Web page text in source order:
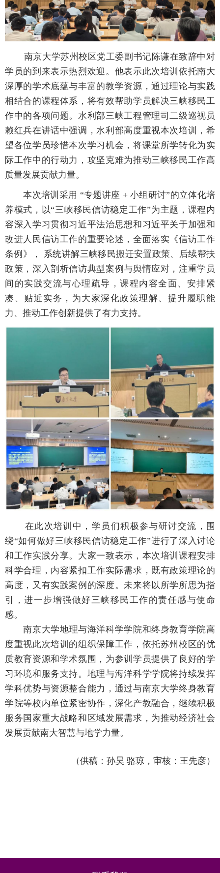
南京大学苏州校区党工委副书记陈谦在致辞中对
学员的到来表示热烈欢迎。他表示此次培训依托南大
深厚的学术底蕴与丰富的教学资源，通过理论与实践
相结合的课程体系，将有效帮助学员解决三峡移民工
作中的各项问题。水利部三峡工程管理司二级巡视员
赖红兵在讲话中强调，水利部高度重视本次培训，希
望各位学员珍惜本次学习机会，将课堂所学转化为实
际工作中的行动力，攻坚克难为推动三峡移民工作高
质量发展贡献力量。
本次培训采用 “专题讲座 +小组研讨”的立体化培
养模式，以“三峡移民信访稳定工作”为主题，课程内
容深入学习贯彻习近平法治思想和习近平关于加强和
改进人民信访工作的重要论述，全面落实《信访工作
条例》，
系统讲解三峡移民搬迁安置政策、后续帮扶
政策，深入剖析信访典型案例与舆情应对，注重学员
间的实践交流与心理疏导，课程内容全面、安排紧
凑、贴近实务，为大家深化政策理解、提升履职能
力、推动工作创新提供了有力支持。
在此次培训中，学员们积极参与研讨交流，围
绕“如何做好三峡移民信访稳定工作”进行了深入讨论
和工作实践分享。大家一致表示，本次培训课程安排
科学合理，内容紧扣工作实际需求，既有政策理论的
高度，又有实践案例的深度。未来将以所学所思为指
引，进一步增强做好三峡移民工作的责任感与使命
感。
南京大学地理与海洋科学学院和终身教育学院高
度重视此次培训的组织保障工作，依托苏州校区的优
质教育资源和学术氛围，为参训学员提供了良好的学
习环境和服务支持。地理与海洋科学学院将持续发挥
学科优势与资源整合能力，通过与南京大学终身教育
学院等校内单位紧密协作，深化产教融合，继续积极
服务国家重大战略和区域发展需求，为推动经济社会
发展贡献南大智慧与地学力量。
（供稿：孙昊 骆琼， 审核：王先彦）